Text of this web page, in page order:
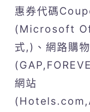
惠券代碼
(Microsoft
式,)、網路購物
網站